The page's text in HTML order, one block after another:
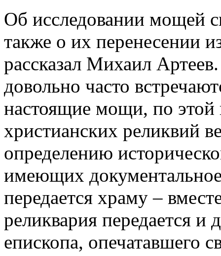
Об исследовании мощей
также о их перенесении
рассказал Михаил
довольно часто
настоящие мощи, по этой
христианских реликвий
определению
имеющих
передается храму –
реликвария передается и
епископа, опечатавшего